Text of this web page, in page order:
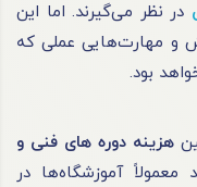
در نظر می‌گیرند. اما این
و مهارت‌هایی عملی که
بود.
هزینه دوره های فنی و
معمولاً آموزشگاه‌ها در